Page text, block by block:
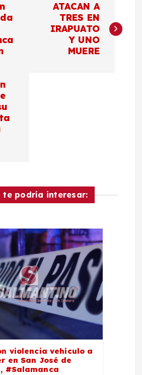
ATACAN A
TRES EN
IRAPUATO
Y UNO
MUERE
te podría interesar:
violencia vehículo a
en San José de
#Salamanca